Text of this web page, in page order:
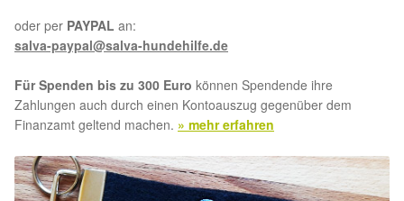
Info Broschüre – SALVA Hundehilfe e.V.
Happy End Stories
Regenbogenbrücke
oder per PAYPAL an:
salva-paypal@salva-hundehilfe.de
Für Spenden bis zu 300 Euro können Spendende ihre
Zahlungen auch durch einen Kontoauszug gegenüber dem
Finanzamt geltend machen. » mehr erfahren